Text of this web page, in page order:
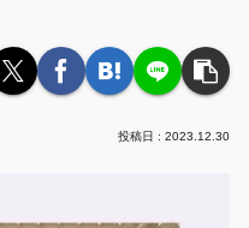
2023.12.30